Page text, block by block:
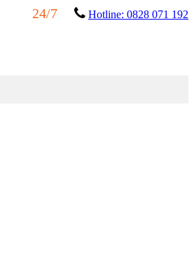
24/7
Hotline: 0828 071 192